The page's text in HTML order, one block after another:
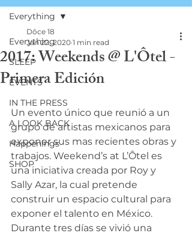
Everything
SLEEP
EVENTS
IN THE PRESS
A LOOK BACK
Happenings
SHOP
Everything
2017: Weekends @ L'Ôtel -
Primera Edición
Dôce 18
Jan 22, 2020 1 min read
Un evento único que reunió a un
grupo de artistas mexicanos para
exponer sus mas recientes obras y
trabajos. Weekend’s at L’Ôtel es
una iniciativa creada por Roy y
Sally Azar, la cual pretende
construir un espacio cultural para
exponer el talento en México.
Durante tres días se vivió una